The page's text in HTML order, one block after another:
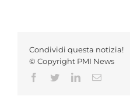
Condividi questa notizia!
© Copyright PMI News
Facebook
TwitterLinkedInEmail